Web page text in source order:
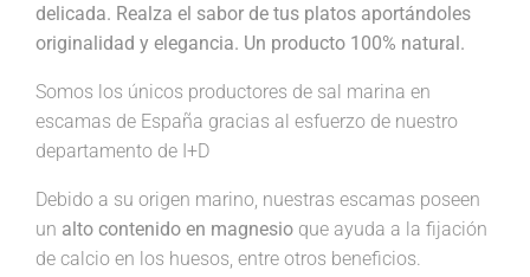
delicada. Realza el sabor de tus platos aportándoles
originalidad y elegancia. Un producto 100% natural.
Somos los únicos productores de sal marina en
escamas de España gracias al esfuerzo de nuestro
departamento de I+D
Debido a su origen marino, nuestras escamas poseen
un alto contenido en magnesio que ayuda a la fijación
de calcio en los huesos, entre otros beneficios.